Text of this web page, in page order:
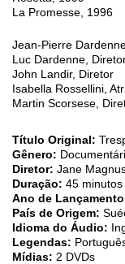
La Promesse, 1996
Jean-Pierre
Luc Dardenne,
John Landir, Diretor
Isabella Rossellini,
Martin Scorsese,
Título Original:
Gênero:
Diretor: Jane
Duração: 45
Ano de
País de Origem:
Idioma do Áudio:
Legendas:
Mídias: 2 DVDs